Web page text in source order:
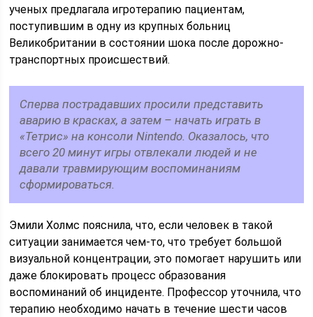
ученых предлагала игротерапию пациентам,
поступившим в одну из крупных больниц
Великобритании в состоянии шока после дорожно-
транспортных происшествий.
Сперва пострадавших просили представить
аварию в красках, а затем – начать играть в
«Тетрис» на консоли Nintendo. Оказалось, что
всего 20 минут игры отвлекали людей и не
давали травмирующим воспоминаниям
сформироваться.
Эмили Холмс пояснила, что, если человек в такой
ситуации занимается чем-то, что требует большой
визуальной концентрации, это помогает нарушить или
даже блокировать процесс образования
воспоминаний об инциденте. Профессор уточнила, что
терапию необходимо начать в течение шести часов